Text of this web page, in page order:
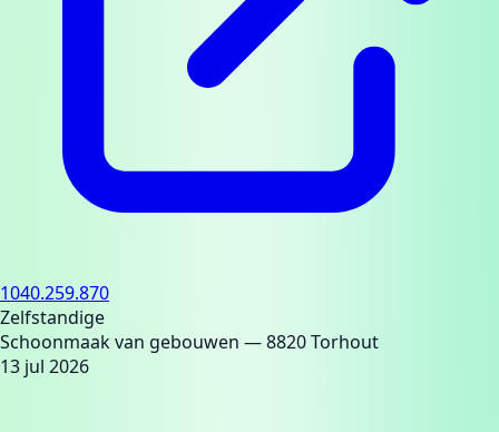
1040.259.870
Zelfstandige
Schoonmaak van gebouwen — 8820 Torhout
13 jul 2026